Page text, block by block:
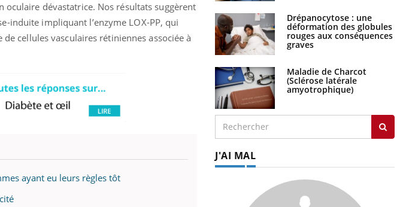
dévastatrice. Nos résultats suggèrent
induite impliquant l’enzyme LOX-PP, qui
cellules vasculaires rétiniennes associée à
ayant eu leurs règles tôt
Drépanocytose : une
déformation des globules
rouges aux conséquences
graves
Maladie de Charcot
(Sclérose latérale
amyotrophique)
J'AI MAL